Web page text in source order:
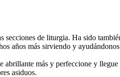
de liturgia. Ha sido
años más sirviendo y ayudándonos
más y perfeccione y
asiduos.